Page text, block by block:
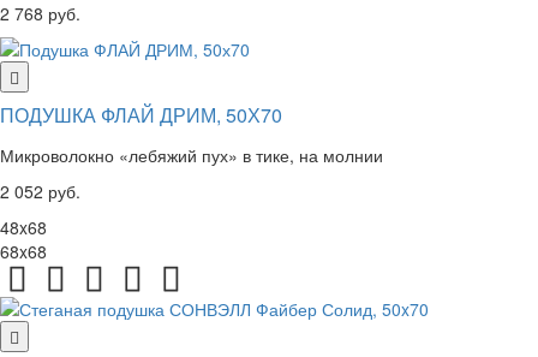
2 768 руб.
ПОДУШКА ФЛАЙ ДРИМ, 50Х70
Микроволокно «лебяжий пух» в тике, на молнии
2 052 руб.
48x68
68x68